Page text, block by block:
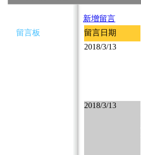
留言板
新增留言
留言日期
2018/3/13
2018/3/13